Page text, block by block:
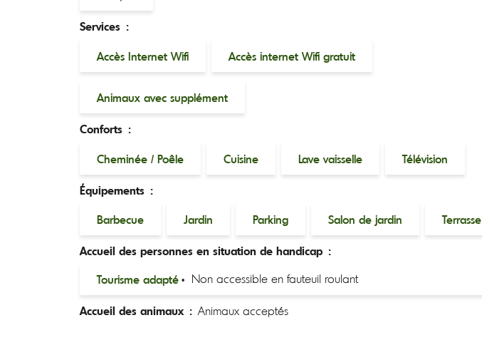
Services :
Accès Internet Wifi Accès internet Wifi gratuit
Animaux avec supplément
Conforts :
Cheminée / Poêle Cuisine Lave vaisselle Télévision
Équipements :
Barbecue Jardin Parking Salon de jardin Terrasse
Accueil des personnes en situation de handicap :
Tourisme adapté
Non accessible en fauteuil roulant
Accueil des animaux :Animaux acceptés